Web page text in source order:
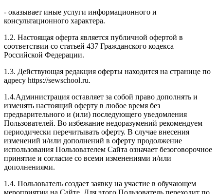
- оказывает иные услуги информационного и
консультационного характера.
1.2. Настоящая оферта является публичной офертой в
соответствии со статьей 437 Гражданского кодекса
Российской Федерации.
1.3. Действующая редакция оферты находится на странице по
адресу https://sewschool.ru.
1.4.Администрация оставляет за собой право дополнять и
изменять настоящий оферту в любое время без
предварительного и (или) последующего уведомления
Пользователей. Во избежание недоразумений рекомендуем
периодически перечитывать оферту. В случае внесения
изменений и/или дополнений в оферту продолжение
использования Пользователем Сайта означает безоговорочное
принятие и согласие со всеми изменениями и/или
дополнениями.
1.4. Пользователь создает заявку на участие в обучающем
мероприятии на Сайте. Для этого Пользователь переходит по